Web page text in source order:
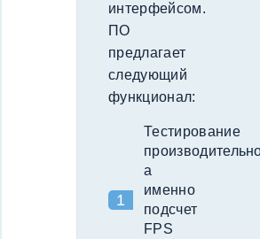
интерфейсом.
ПО
предлагает
следующий
функционал:
Тестирование
а
именно
подсчет
FPS